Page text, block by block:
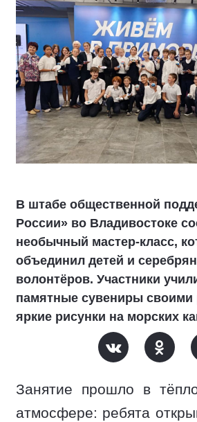
В штабе общественной
России» во Владивостоке
необычный мастер-класс,
объединил детей и
волонтёров. Участники
памятные сувениры
яркие рисунки на морских
Занятие прошло в
атмосфере: ребята